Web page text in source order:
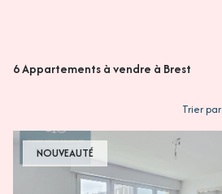
6Appartements à vendre à Brest
Trier par
NOUVEAUTÉ